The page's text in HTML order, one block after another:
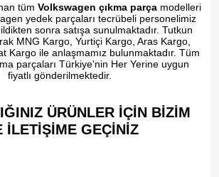
tüm Volkswagen çıkma parçamodelleri
yedek parçaları tecrübeli personelimiz
sonra satışa sunulmaktadır. Tutkun
MNG Kargo, Yurtiçi Kargo, Aras Kargo,
Kargo ile anlaşmamız bulunmaktadır. Tüm
parçaları Türkiye'nin Her Yerine uygun
fiyatlı gönderilmektedir.
ÜRÜNLER İÇİN BİZİM
İLETİŞİME GEÇİNİZ​